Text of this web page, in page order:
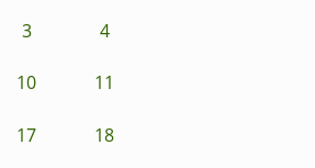
3 4
10 11
17 18